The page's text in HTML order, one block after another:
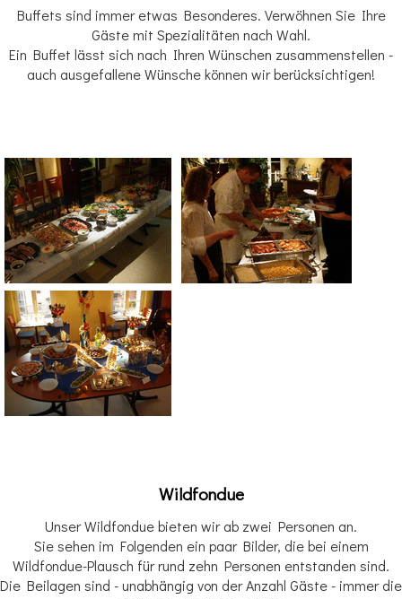
Buffets sind immer etwas Besonderes. Verwöhnen Sie Ihre
Gäste mit Spezialitäten nach Wahl.
Ein Buffet lässt sich nach Ihren Wünschen zusammenstellen -
auch ausgefallene Wünsche können wir berücksichtigen!
Wildfondue
Unser Wildfondue bieten wir ab zwei Personen an.
Sie sehen im Folgenden ein paar Bilder, die bei einem
Wildfondue-Plausch für rund zehn Personen entstanden sind.
Die Beilagen sind - unabhängig von der Anzahl Gäste - immer die